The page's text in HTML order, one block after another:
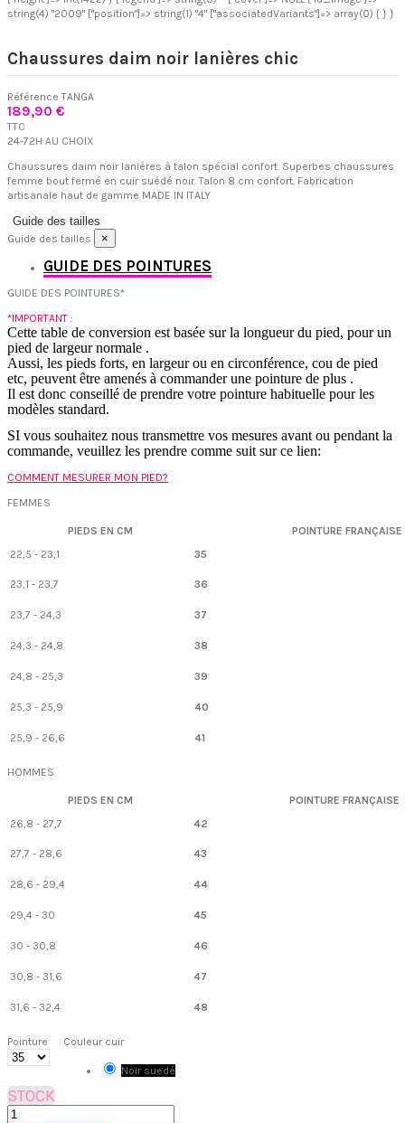
string(4) "2009" ["position"]=> string(1) "4" ["associatedVariants"]=> array(0) { } }
Chaussures daim noir lanières chic
RéférenceTANGA
189,90 €
TTC
24-72H AU CHOIX
Chaussures daim noir lanières à talon spécial confort. Superbes chaussures
femme bout fermé en cuir suédé noir. Talon 8 cm confort. Fabrication
artisanale haut de gamme MADE IN ITALY
Guide des tailles
Guide des tailles ×
GUIDE DES POINTURES
GUIDE DES POINTURES*
*IMPORTANT :
Cette table de conversion est basée sur la longueur du pied, pour un
pied de largeur normale .
Aussi, les pieds forts, en largeur ou en circonférence, cou de pied
etc, peuvent être amenés à commander une pointure de plus .
Il est donc conseillé de prendre votre pointure habituelle pour les
modèles standard.
SI vous souhaitez nous transmettre vos mesures avant ou pendant la
commande, veuillez les prendre comme suit sur ce lien:
COMMENT MESURER MON PIED?
FEMMES
PIEDS EN CM
POINTURE FRANÇAISE
22,5 - 23,1
35
23,1 - 23,7 36
23,7 - 24,3 37
24,3 - 24,8 38
24,8 - 25,3 39
25,3 - 25,9 40
25,9 - 26,6 41
HOMMES
PIEDS EN CM
POINTURE FRANÇAISE
26,8 - 27,7
42
27,7 - 28,6 43
28,6 - 29,4 44
29,4 - 30 45
30 - 30,8 46
30,8 - 31,6 47
31,6 - 32,4 48
Pointure Couleur cuir
Noir suedé
STOCK